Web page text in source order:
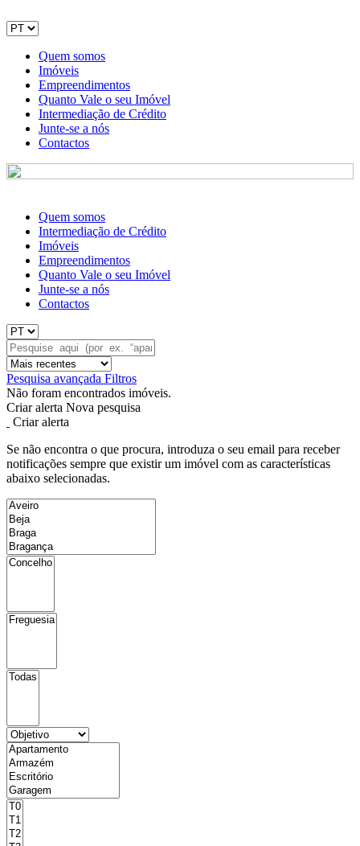
Quem somos
Imóveis
Empreendimentos
Quanto Vale o seu Imóvel
Intermediação de Crédito
Junte-se a nós
Contactos
Quem somos
Intermediação de Crédito
Imóveis
Empreendimentos
Quanto Vale o seu Imóvel
Junte-se a nós
Contactos
Pesquisa avançada Filtros
Não foram encontrados imóveis.
Criar alerta Nova pesquisa
Criar alerta
Se não encontra o que procura, introduza o seu email para receber
notificações sempre que existir um imóvel com as características
abaixo selecionadas.